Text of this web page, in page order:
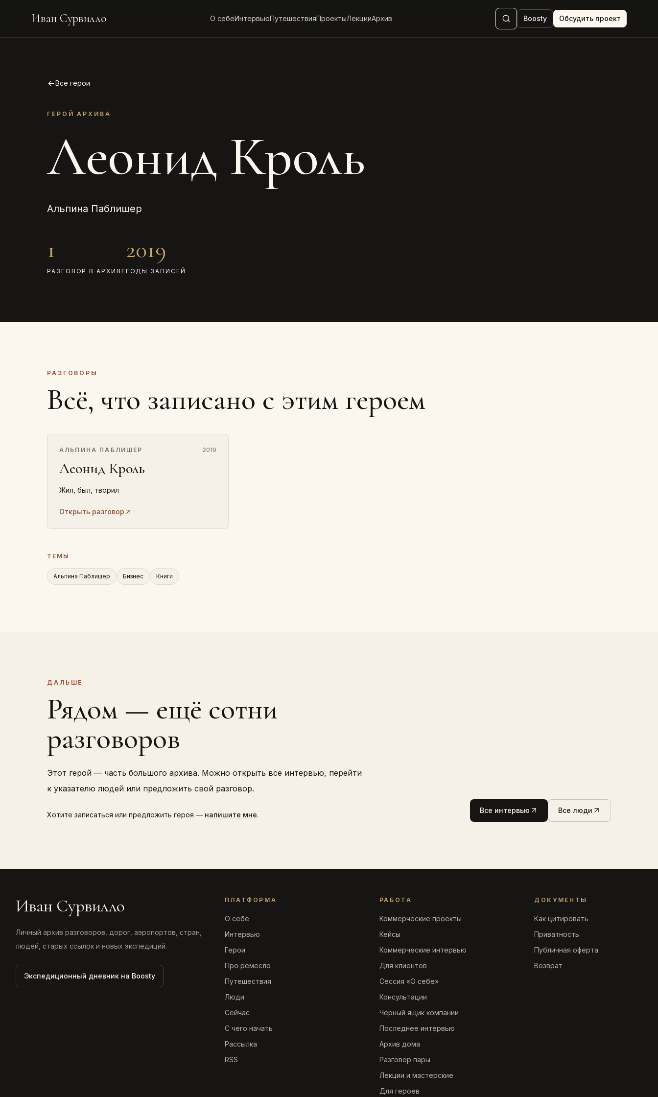
Иван Сурвилло О себеИнтервьюПутешествияПроектыЛекцииАрхив Boosty Обсудить проект
Все герои
ГЕРОЙ АРХИВА
Леонид Кроль
Альпина Паблишер
1
РАЗГОВОР В АРХИВЕ
2019
ГОДЫ ЗАПИСЕЙ
РАЗГОВОРЫ
Всё, что записано с этим героем
АЛЬПИНА ПАБЛИШЕР 2019
Леонид Кроль
Жил, был, творил
Открыть разговор
ТЕМЫ
Альпина Паблишер Бизнес Книги
ДАЛЬШЕ
Рядом — ещё сотни
разговоров
Этот герой — часть большого архива. Можно открыть все интервью, перейти
к указателю людей или предложить свой разговор.
Хотите записаться или предложить героя — напишите мне.
Все интервью Все люди
Иван Сурвилло
Личный архив разговоров, дорог, аэропортов, стран,
людей, старых ссылок и новых экспедиций.
Экспедиционный дневник на Boosty
ПЛАТФОРМА
О себе
Интервью
Герои
Про ремесло
Путешествия
Люди
Сейчас
С чего начать
Рассылка
RSS
РАБОТА
Коммерческие проекты
Кейсы
Коммерческие интервью
Для клиентов
Сессия «О себе»
Консультации
Чёрный ящик компании
Последнее интервью
Архив дома
Разговор пары
Лекции и мастерские
Для героев
ДОКУМЕНТЫ
Как цитировать
Приватность
Публичная оферта
Возврат